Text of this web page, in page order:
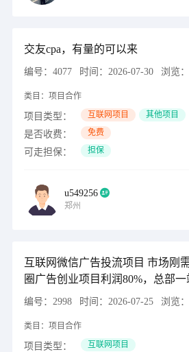
交友cpa，有量的可以来
编号： 4077 时间： 2026-07-30 浏览：
类目： 项目合作
项目类型： 互联网项目 其他项目
是否收费： 免费
可走担保： 担保
u549256
郑州
互联网微信广告投流项目 市场刚
圈广告创业项目利润80%，总部
编号： 2998 时间： 2026-07-25 浏览：
类目： 项目合作
项目类型： 互联网项目